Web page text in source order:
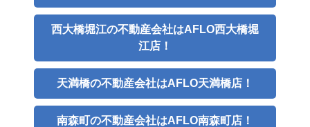
西大橋堀江の不動産会社はAFLO西大橋堀
江店！
天満橋の不動産会社はAFLO天満橋店！
南森町の不動産会社はAFLO南森町店！